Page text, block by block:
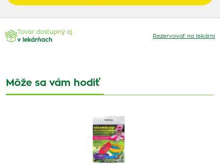
Tovar dostupný aj
v lekárňach
Rezervovať na lekárni
Môže sa vám hodiť